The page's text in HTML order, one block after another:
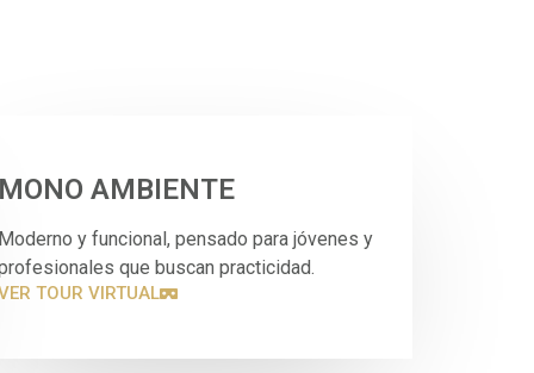
MONO AMBIENTE
Moderno y funcional, pensado para jóvenes y
que buscan practicidad.
TOUR VIRTUAL